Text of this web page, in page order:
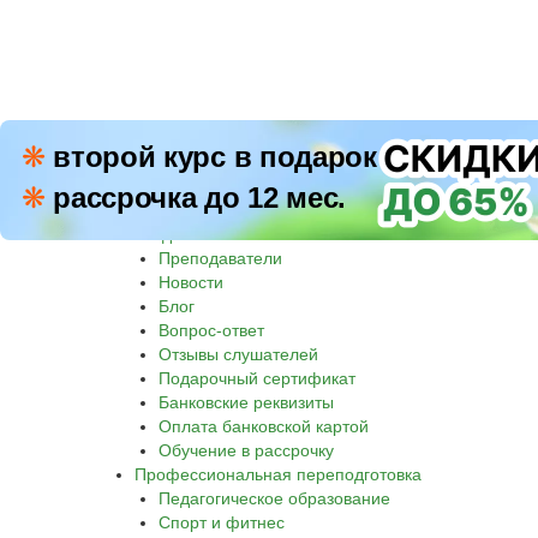
❋ второй курс в подарок
❋ рассрочка до 12 мес.
8 800 500-30-45
Преподаватели
Новости
Блог
Вопрос-ответ
Отзывы слушателей
Подарочный сертификат
Банковские реквизиты
Оплата банковской картой
Обучение в рассрочку
Профессиональная переподготовка
Педагогическое образование
Спорт и фитнес